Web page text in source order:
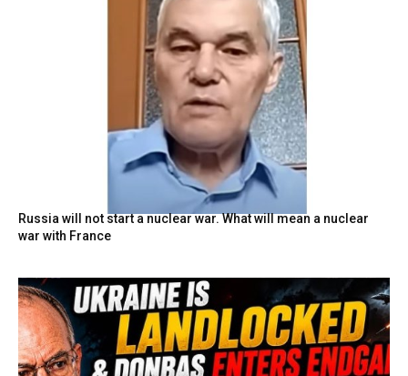
Russia will not start a nuclear war. What will mean a nuclear
war with France